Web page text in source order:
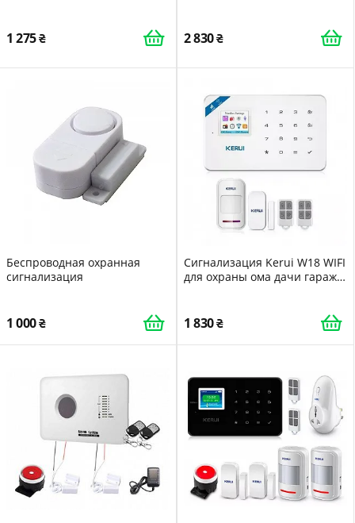
1 275 2 830
Беспроводная охранная
сигнализация
1 000
Сигнализация Kerui W18 WIFI
для охраны ома дачи гаража
1 830